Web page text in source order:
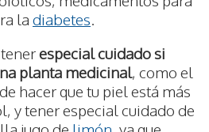
la diabetes
especial cuidado si
planta medicinal, como el
hacer que tu piel está más
y tener especial cuidado de